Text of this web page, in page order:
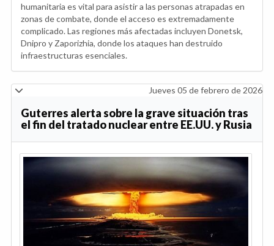
humanitaria es vital para asistir a las personas atrapadas en
zonas de combate, donde el acceso es extremadamente
complicado. Las regiones más afectadas incluyen Donetsk,
Dnipro y Zaporizhia, donde los ataques han destruido
infraestructuras esenciales.
Jueves 05 de febrero de 2026
Guterres alerta sobre la grave situación tras
el fin del tratado nuclear entre EE.UU. y Rusia